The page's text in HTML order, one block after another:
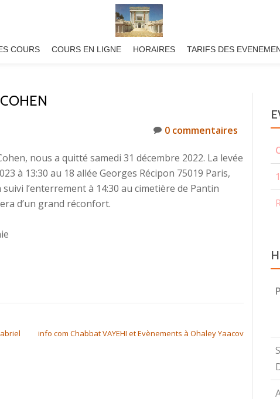
COURS COURS EN LIGNE HORAIRES TARIFS DES
0 commentaires
nous a quitté samedi 31 décembre 2022. La levée
à 13:30 au 18 allée Georges Récipon 75019 Paris,
l’enterrement à 14:30 au cimetière de Pantin
d’un grand réconfort.
info com Chabbat VAYEHI et Evènements à Ohaley Yaacov